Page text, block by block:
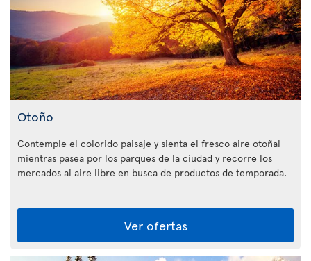
Otoño
Contemple el colorido paisaje y sienta el fresco aire otoñal
mientras pasea por los parques de la ciudad y recorre los
mercados al aire libre en busca de productos de temporada.
Ver ofertas